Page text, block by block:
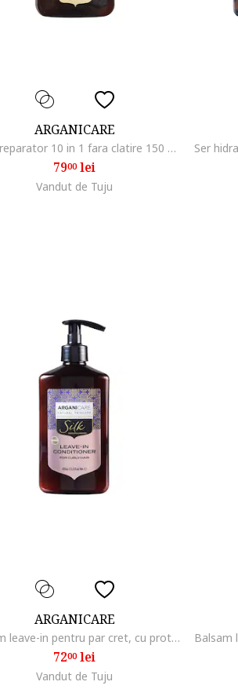
ARGANICARE
Spray reparator 10 in 1 fara clatire 150 ml, Ulei de ricin
7900lei
Vandut de Tuju
ARGANICARE
Balsam leave-in pentru par cret, cu proteina de matase, Silk, 400 ml
7200lei
Vandut de Tuju